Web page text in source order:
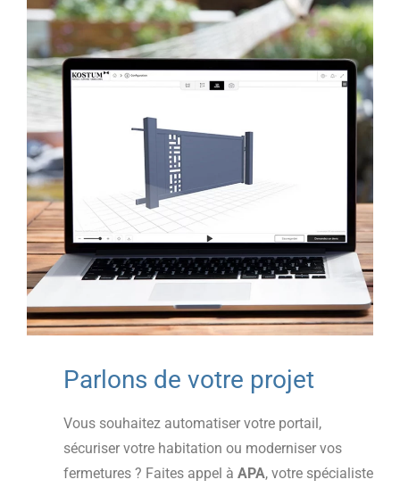
Parlons de votre projet
Vous souhaitez automatiser votre portail,
sécuriser votre habitation ou moderniser vos
fermetures ? Faites appel à APA, votre spécialiste